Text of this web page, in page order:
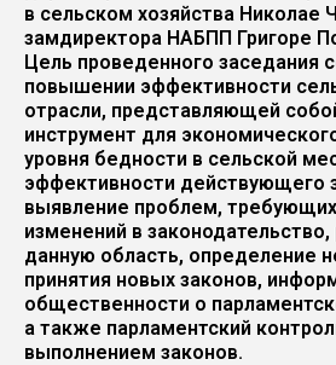
в сельском хозяйства Николае
замдиректора НАБПП Григоре
Цель проведенного заседания
повышении эффективности
отрасли, представляющей
инструмент для
уровня бедности в сельской
эффективности действующего
выявление проблем,
изменений в
данную область, определение
принятия новых законов,
общественности о
а также парламентский
выполнением законов.